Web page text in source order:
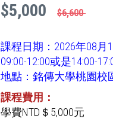
$5,000 $6,600
課程日期：2026年08月
09:00-12:00或是14:00-
地點：銘傳大學桃園校
課程費用：
學費NTD＄5,000元